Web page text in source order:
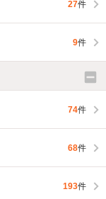
27件
9件
74件
68件
193件